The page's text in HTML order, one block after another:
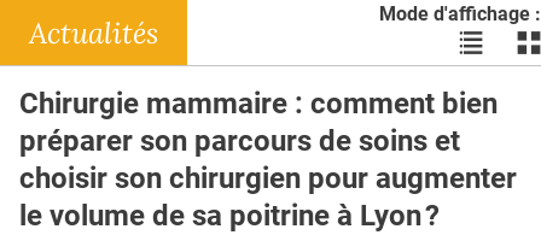
DOSSIERS
RÉSEAUX
E-REVUE SAD
THÉMA
L'APP
Mode d'affichage :
Voir
les
en
liste
les
Actualités
Chirurgie mammaire : comment bien
préparer son parcours de soins et
choisir son chirurgien pour augmenter
le volume de sa poitrine à Lyon ?